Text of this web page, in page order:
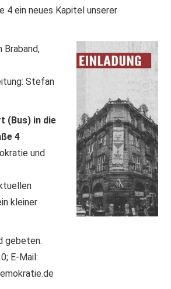
4 ein neues Kapitel unserer
Braband,
Stefan
(Bus) in die
4
und
kleiner
gebeten.
E-Mail: